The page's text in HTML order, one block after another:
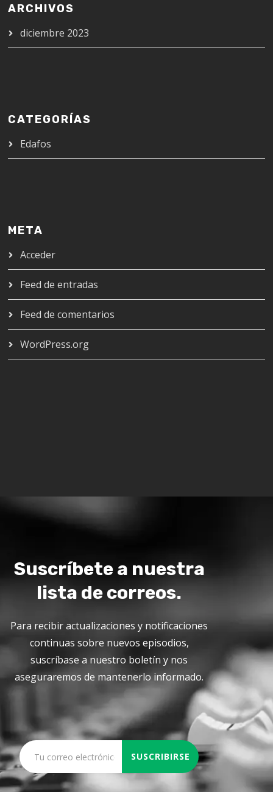
ARCHIVOS
diciembre 2023
CATEGORÍAS
Edafos
META
Acceder
Feed de entradas
Feed de comentarios
WordPress.org
Suscríbete a nuestra
lista de correos.
Para recibir actualizaciones y notificaciones
continuas sobre nuevos episodios,
suscríbase a nuestro boletín y nos
aseguraremos de mantenerlo informado.